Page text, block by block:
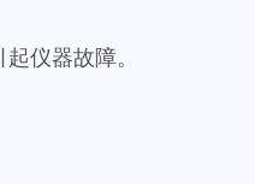
仪器故障。